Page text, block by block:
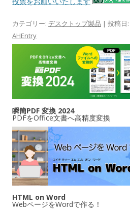
カテゴリー: デスクトップ製品 | 投稿日:
AHEntry
瞬簡PDF 変換 2024
PDFをOffice文書へ高精度変換
HTML on Word
WebページをWordで作る！